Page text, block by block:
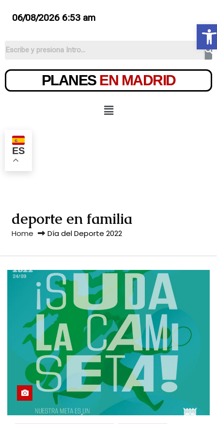
06/08/2026 6:53 am
PLANES EN MADRID
ES
deporte en familia
Home Día del Deporte 2022